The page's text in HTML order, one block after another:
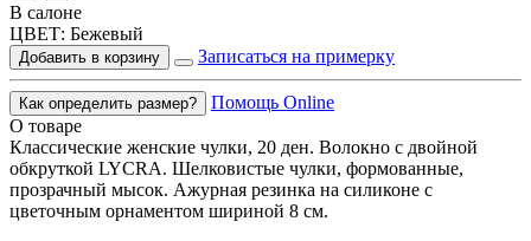
В салоне
ЦВЕТ: Бежевый
Добавить в корзину Записаться на примерку
Как определить размер?
Помощь Online
О товаре
Классические женские чулки, 20 ден. Волокно с двойной
обкруткой LYCRA. Шелковистые чулки, формованные,
прозрачный мысок. Ажурная резинка на силиконе с
цветочным орнаментом шириной 8 см.